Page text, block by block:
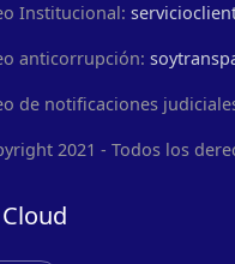
Institucional:
anticorrupción:
de notificaciones
2021 - Todos los